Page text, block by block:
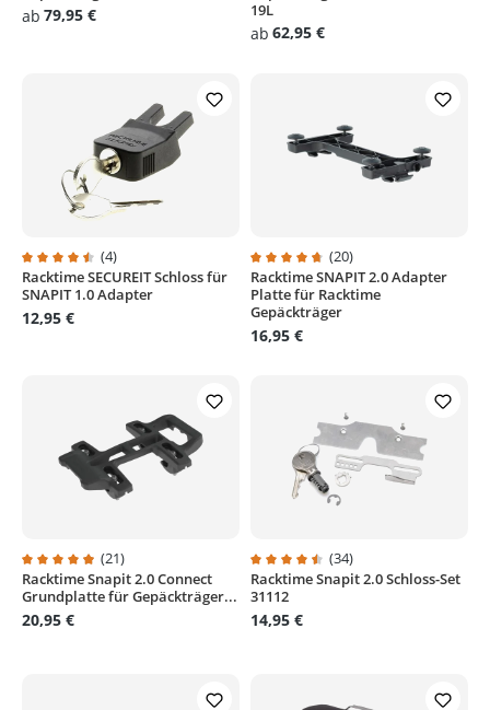
ab 79,95 €
19L
ab 62,95 €
Durchschnittliche Bewertung von 4.5 von 5 Sternen
(4)
Racktime SECUREIT Schloss für
SNAPIT 1.0 Adapter
12,95 €
Durchschnittliche Bewertung
(20)
Racktime SNAPIT 2.0 Adapter
Platte für Racktime
Gepäckträger
16,95 €
Durchschnittliche Bewertung von 4.9 von 5 Sternen
(21)
Racktime Snapit 2.0 Connect
Grundplatte für Gepäckträger...
20,95 €
Durchschnittliche Bewertung
(34)
Racktime Snapit 2.0 Schloss-Set
31112
14,95 €